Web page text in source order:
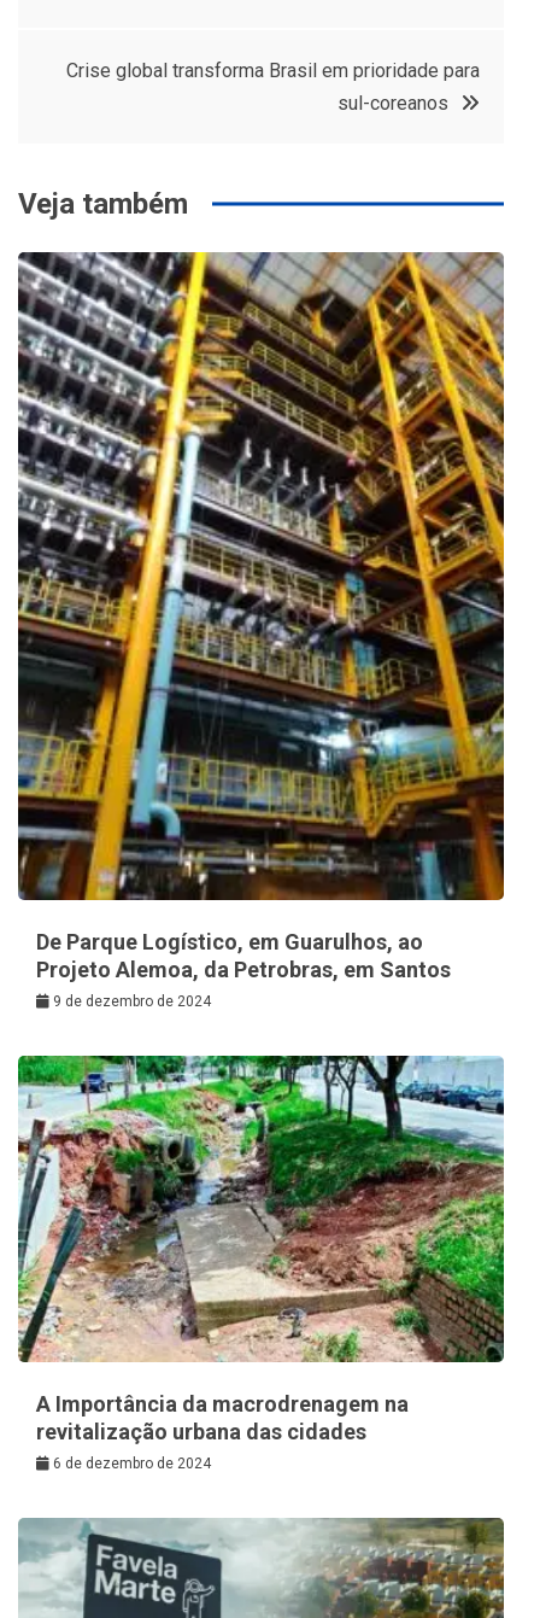
PostCrise global transforma Brasil em prioridade para
sul-coreanos
Veja também
De Parque Logístico, em Guarulhos, ao
Projeto Alemoa, da Petrobras, em Santos
9 de dezembro de 2024
A Importância da macrodrenagem na
revitalização urbana das cidades
6 de dezembro de 2024